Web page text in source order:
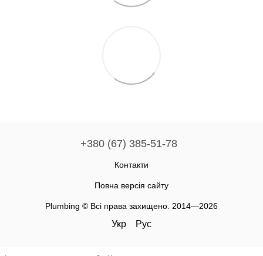
+380 (67) 385-51-78
Контакти
Повна версія сайту
Plumbing © Всі права захищено. 2014—2026
Укр Рус